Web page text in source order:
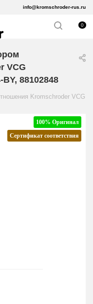
info@kromschroder-rus.ru
0
VCG
BY, 88102848
Kromschroder VCG
100% Оригинал
Сертификат соответствия